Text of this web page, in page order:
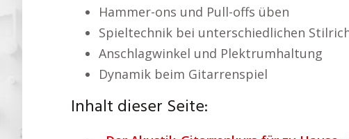
Hammer-ons und Pull-offs üben
Spieltechnik bei unterschiedlichen
Anschlagwinkel und Plektrumhaltung
Dynamik beim Gitarrenspiel
Inhalt dieser Seite: